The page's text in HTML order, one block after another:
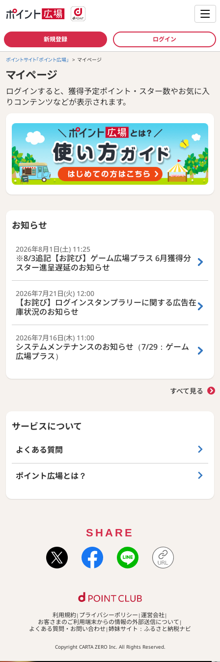
新規登録 ログイン
ポイントサイト「ポイント広場」 マイページ
マイページ
ログインすると、獲得予定ポイント・スター数やお気に入
りコンテンツなどが表示されます。
お知らせ
2026年8月1日(土) 11:25
※8/3追記【お詫び】ゲーム広場プラス 6月獲得分
スター進呈遅延のお知らせ
2026年7月21日(火) 12:00
【お詫び】ログインスタンプラリーに関する広告在
庫状況のお知らせ
2026年7月16日(木) 11:00
システムメンテナンスのお知らせ（7/29：ゲーム
広場プラス）
すべて見る
サービスについて
よくある質問
ポイント広場とは？
SHARE
利用規約 プライバシーポリシー 運営会社
お客さまのご利用端末からの情報の外部送信について
よくある質問・お問い合わせ 姉妹サイト：ふるさと納税ナビ
Copyright CARTA ZERO Inc. All Rights Reserved.